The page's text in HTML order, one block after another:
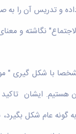
و تدریس آن را
الاجتماع" نگاشته
با شکل گیری "
دانشگاه های ایران
به گونه عام